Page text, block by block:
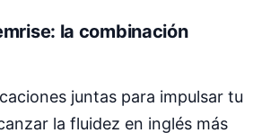
la combinación
juntas para impulsar tu
la fluidez en inglés más